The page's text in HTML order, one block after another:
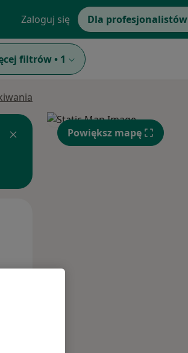
Zaloguj się Dla profesjonalistów
filtrów • 1
Powiększ mapę